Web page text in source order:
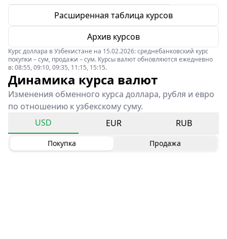
Расширенная таблица курсов
Архив курсов
Курс доллара в Узбекистане на 15.02.2026: среднебанковский курс
покупки – сум, продажи – сум. Курсы валют обновляются ежедневно
в: 08:55, 09:10, 09:35, 11:15, 15:15.
Динамика курса валют
Изменения обменного курса доллара, рубля и евро
по отношению к узбекскому суму.
USD
EUR RUB
Покупка Продажа